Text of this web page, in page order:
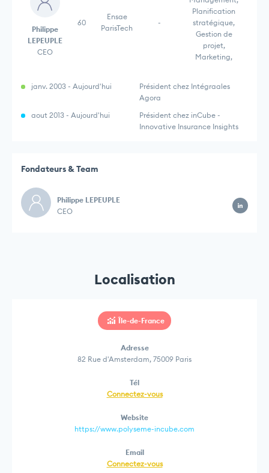
Philippe
LEPEUPLE
CEO
60
Ensae
ParisTech
-
Planification
stratégique,
Gestion de
projet,
Marketing,
janv. 2003 - Aujourd'hui
Président chez Intégraales
Agora
aout 2013 - Aujourd'hui
Président chez inCube -
Innovative Insurance Insights
Fondateurs & Team
Philippe LEPEUPLE
CEO
Localisation
Île-de-France
Adresse
82 Rue d'Amsterdam, 75009 Paris
Tél
Connectez-vous
Website
https://www.polyseme-incube.com
Email
Connectez-vous